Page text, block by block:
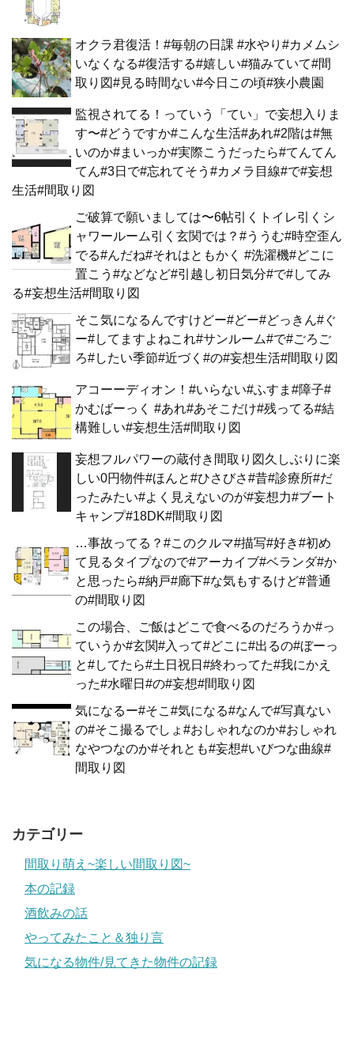
オクラ君復活！#毎朝の日課 #水やり#カメムシ
いなくなる#復活する#嬉しい#猫みていて#間
取り図#見る時間ない#今日この頃#狭小農園
監視されてる！っていう「てい」で妄想入りま
す〜#どうですか#こんな生活#あれ#2階は#無
いのか#まいっか#実際こうだったら#てんてん
てん#3日で#忘れてそう#カメラ目線#で#妄想
生活#間取り図
ご破算で願いましては〜6帖引くトイレ引くシ
ャワールーム引く玄関では？#ううむ#時空歪ん
でる#んだね#それはともかく #洗濯機#どこに
置こう#などなど#引越し初日気分#で#してみ
る#妄想生活#間取り図
そこ気になるんですけどー#どー#どっきん#ぐ
ー#してますよねこれ#サンルーム#で#ごろご
ろ#したい季節#近づく#の#妄想生活#間取り図
アコーーディオン！#いらない#ふすま#障子#
かむばーっく #あれ#あそこだけ#残ってる#結
構難しい#妄想生活#間取り図
妄想フルパワーの蔵付き間取り図久しぶりに楽
しい0円物件#ほんと#ひさびさ#昔#診療所#だ
ったみたい#よく見えないのが#妄想力#ブート
キャンプ#18DK#間取り図
…事故ってる？#このクルマ#描写#好き#初め
て見るタイプなので#アーカイブ#ベランダ#か
と思ったら#納戸#廊下#な気もするけど#普通
の#間取り図
この場合、ご飯はどこで食べるのだろうか#っ
ていうか#玄関#入って#どこに#出るの#ぼーっ
と#してたら#土日祝日#終わってた#我にかえ
った#水曜日#の#妄想#間取り図
気になるー#そこ#気になる#なんで#写真ない
の#そこ撮るでしょ#おしゃれなのか#おしゃれ
なやつなのか#それとも#妄想#いびつな曲線#
間取り図
カテゴリー
間取り萌え~楽しい間取り図~
本の記録
酒飲みの話
やってみたこと＆独り言
気になる物件/見てきた物件の記録